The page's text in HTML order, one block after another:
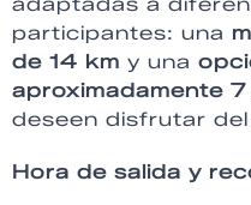
participantes: una
de 14 km y una
aproximadamente 7
deseen disfrutar
Hora de salida y